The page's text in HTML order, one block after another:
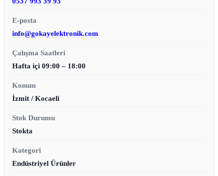
E-posta
info@gokayelektronik.com
Çalışma Saatleri
Hafta içi 09:00 – 18:00
Konum
İzmit / Kocaeli
Stok Durumu
Stokta
Kategori
Endüstriyel Ürünler